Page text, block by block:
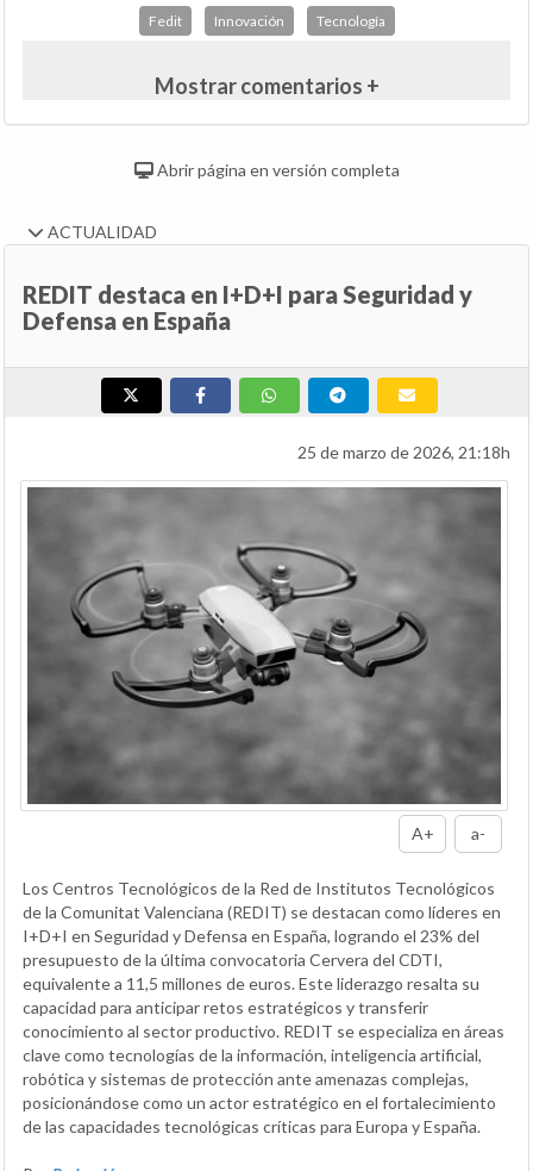
Fedit Innovación Tecnología
Mostrar comentarios +
Abrir página en versión completa
ACTUALIDAD
REDIT destaca en I+D+I para Seguridad y
Defensa en España
25 de marzo de 2026, 21:18h
A+ a-
Los Centros Tecnológicos de la Red de Institutos Tecnológicos
de la Comunitat Valenciana (REDIT) se destacan como líderes en
I+D+I en Seguridad y Defensa en España, logrando el 23% del
presupuesto de la última convocatoria Cervera del CDTI,
equivalente a 11,5 millones de euros. Este liderazgo resalta su
capacidad para anticipar retos estratégicos y transferir
conocimiento al sector productivo. REDIT se especializa en áreas
clave como tecnologías de la información, inteligencia artificial,
robótica y sistemas de protección ante amenazas complejas,
posicionándose como un actor estratégico en el fortalecimiento
de las capacidades tecnológicas críticas para Europa y España.